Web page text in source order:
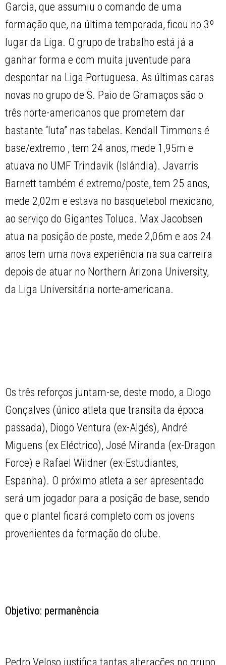
Garcia, que assumiu o comando de uma
formação que, na última temporada, ficou no 3º
lugar da Liga. O grupo de trabalho está já a
ganhar forma e com muita juventude para
despontar na Liga Portuguesa. As últimas caras
novas no grupo de S. Paio de Gramaços são o
três norte-americanos que prometem dar
bastante “luta” nas tabelas. Kendall Timmons é
base/extremo , tem 24 anos, mede 1,95m e
atuava no UMF Trindavik (Islândia). Javarris
Barnett também é extremo/poste, tem 25 anos,
mede 2,02m e estava no basquetebol mexicano,
ao serviço do Gigantes Toluca. Max Jacobsen
atua na posição de poste, mede 2,06m e aos 24
anos tem uma nova experiência na sua carreira
depois de atuar no Northern Arizona University,
da Liga Universitária norte-americana.
Os três reforços juntam-se, deste modo, a Diogo
Gonçalves (único atleta que transita da época
passada), Diogo Ventura (ex-Algés), André
Miguens (ex Eléctrico), José Miranda (ex-Dragon
Force) e Rafael Wildner (ex-Estudiantes,
Espanha). O próximo atleta a ser apresentado
será um jogador para a posição de base, sendo
que o plantel ficará completo com os jovens
provenientes da formação do clube.
Objetivo: permanência
Pedro Veloso justifica tantas alterações no grupo